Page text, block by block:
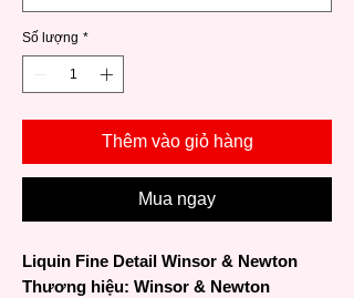
Số lượng *
Thêm vào giỏ hàng
Mua ngay
Liquin Fine Detail Winsor & Newton
Thương hiệu: Winsor & Newton